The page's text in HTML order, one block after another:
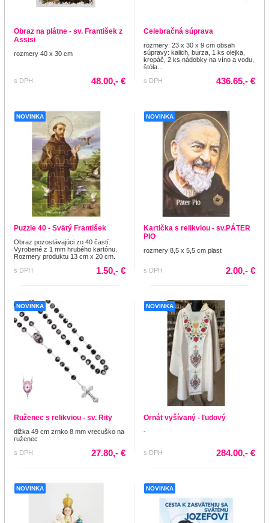
Obraz na plátne - sv. František z
Assisi
rozmery 40 x 30 cm
s DPH 48.00,- €
Celebračná súprava
rozmery: 23 x 30 x 9 cm obsah
súpravy: kalich, burza, 1 ks olejka,
kropáč, 2 ks nádobky na víno a vodu,
štóla...
s DPH
436.65,- €
NOVINKA
Puzzle 40 - Svätý František
Obraz pozostávajúci zo 40 častí.
Vyrobené z 1 mm hrubého kartónu.
Rozmery produktu 13 cm x 20 cm.
s DPH
1.50,- €
NOVINKA
Kartička s relikviou - sv.PÁTER
PIO
rozmery 8,5 x 5,5 cm plast
s DPH 2.00,- €
NOVINKA
Ruženec s relikviou - sv. Rity
dlžka 49 cm zrnko 8 mm vrecuško na
ruženec
s DPH
27.80,- €
NOVINKA
Ornát vyšívaný - ľudový
-
s DPH 284.00,- €
NOVINKA NOVINKA